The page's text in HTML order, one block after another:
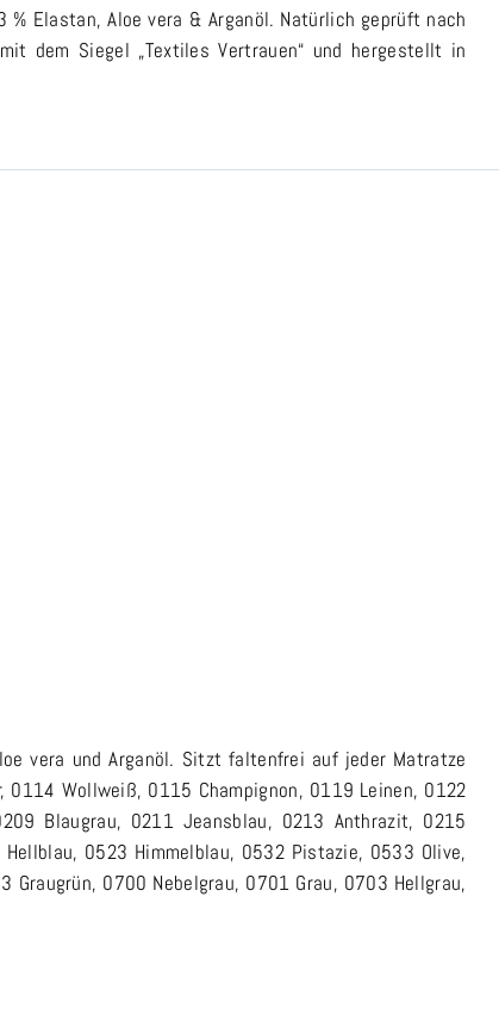
Elastan, Aloe vera & Arganöl. Natürlich geprüft nach
dem Siegel „Textiles Vertrauen“ und hergestellt in
vera und Arganöl. Sitzt faltenfrei auf jeder Matratze
Wollweiß, 0115 Champignon, 0119 Leinen, 0122
Blaugrau, 0211 Jeansblau, 0213 Anthrazit, 0215
0523 Himmelblau, 0532 Pistazie, 0533 Olive,
0700 Nebelgrau, 0701 Grau, 0703 Hellgrau,